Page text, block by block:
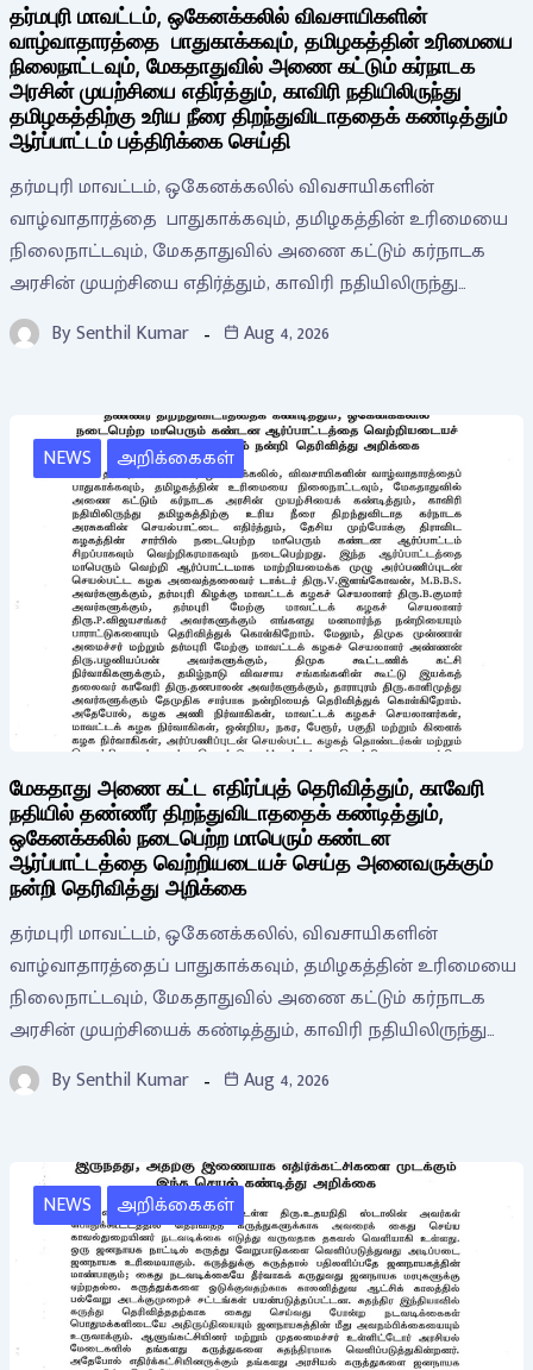
தர்மபுரி மாவட்டம், ஒகேனக்கலில் விவசாயிகளின்
வாழ்வாதாரத்தை பாதுகாக்கவும், தமிழகத்தின் உரிமையை
நிலைநாட்டவும், மேகதாதுவில் அணை கட்டும் கர்நாடக
அரசின் முயற்சியை எதிர்த்தும், காவிரி நதியிலிருந்து
தமிழகத்திற்கு உரிய நீரை திறந்துவிடாததைக் கண்டித்தும்
ஆர்ப்பாட்டம் பத்திரிக்கை செய்தி
தர்மபுரி மாவட்டம், ஒகேனக்கலில் விவசாயிகளின்
வாழ்வாதாரத்தை பாதுகாக்கவும், தமிழகத்தின் உரிமையை
நிலைநாட்டவும், மேகதாதுவில் அணை கட்டும் கர்நாடக
அரசின் முயற்சியை எதிர்த்தும், காவிரி நதியிலிருந்து…
BySenthil Kumar Aug 4, 2026
NEWS அறிக்கைகள்
மேகதாது அணை கட்ட எதிர்ப்புத் தெரிவித்தும், காவேரி
நதியில் தண்ணீர் திறந்துவிடாததைக் கண்டித்தும்,
ஒகேனக்கலில் நடைபெற்ற மாபெரும் கண்டன
ஆர்ப்பாட்டத்தை வெற்றியடையச் செய்த அனைவருக்கும்
நன்றி தெரிவித்து அறிக்கை
தர்மபுரி மாவட்டம், ஒகேனக்கலில், விவசாயிகளின்
வாழ்வாதாரத்தைப் பாதுகாக்கவும், தமிழகத்தின் உரிமையை
நிலைநாட்டவும், மேகதாதுவில் அணை கட்டும் கர்நாடக
அரசின் முயற்சியைக் கண்டித்தும், காவிரி நதியிலிருந்து…
BySenthil Kumar Aug 4, 2026
NEWS அறிக்கைகள்